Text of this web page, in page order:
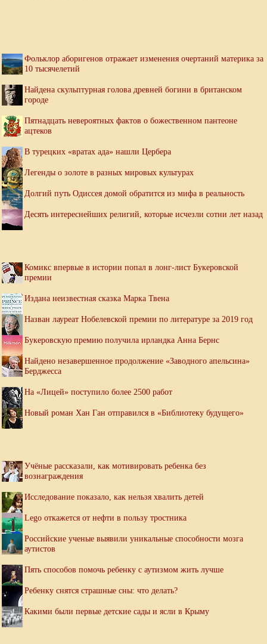
Фольклор аборигенов отражает изменения очертаний материка за
10 тысячелетий
Найдена скульптурная голова древней богини в британском
городе
Пятнадцать невероятных фактов о божественном пантеоне
ацтеков
В турецких «вратах ада» нашли Цербера
Легенды о золоте в разных мировых культурах
Долгий путь Одиссея домой обратится из мифа в реальность
Десять интереснейших религий, которые исчезли сотни лет назад
Комикс впервые в истории попал в лонг-лист Букеровской
премии
Издана неизвестная сказка Марка Твена
Назван лауреат Нобелевской премии по литературе за 2019 год
Букеровскую премию получила ирландка Анна Бернс
Найдено незавершенное продолжение «Заводного апельсина»
Берджесса
На «Лицей» поступило более 2500 работ
Новый роман Хан Ган отправился в «Библиотеку будущего»
Учёные рассказали, как мотивировать ребенка без
вознаграждения
Исследование показало, как нельзя хвалить детей
Lego откажется от нефти в пользу тростника
Российские ученые выявили уникальные способности мозга
аутистов
Пять способов помочь ребенку с аутизмом жить лучше
Ребенку снятся страшные сны: что делать?
Какими были первые детские сады и ясли в Крыму